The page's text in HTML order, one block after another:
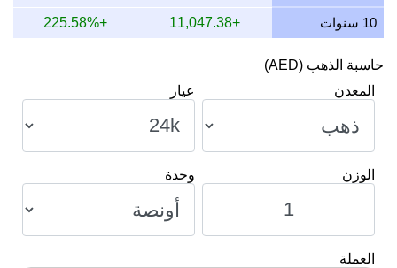
10 سنوات +11,047.38
+225.58%
حاسبة الذهب (AED)
المعدن
عيار
الوزن وحدة
العملة